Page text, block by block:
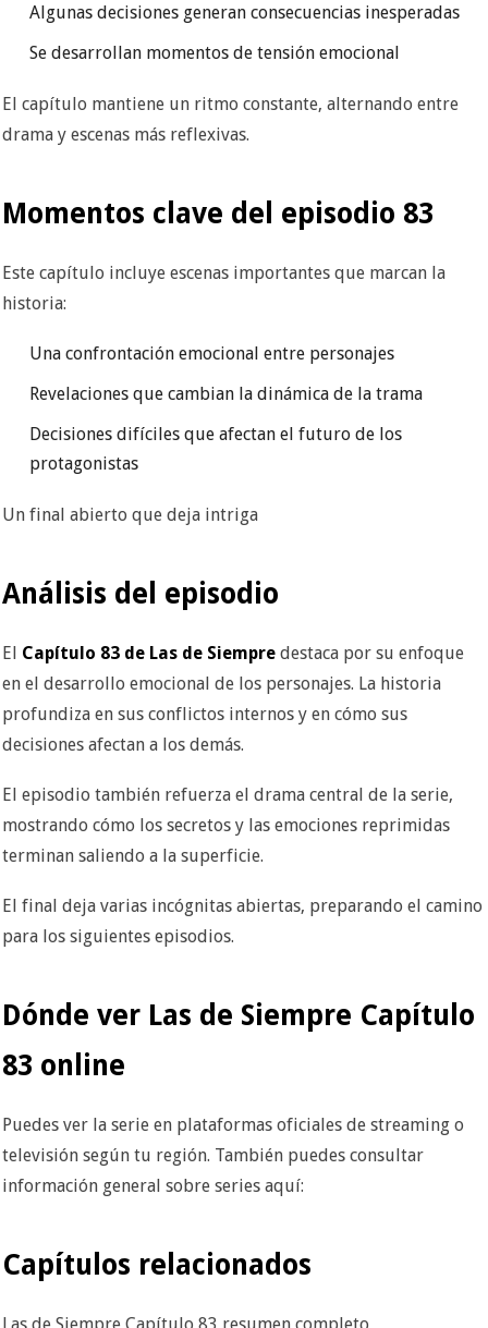
Algunas decisiones generan consecuencias inesperadas
Se desarrollan momentos de tensión emocional
El capítulo mantiene un ritmo constante, alternando entre
drama y escenas más reflexivas.
Momentos clave del episodio 83
Este capítulo incluye escenas importantes que marcan la
historia:
Una confrontación emocional entre personajes
Revelaciones que cambian la dinámica de la trama
Decisiones difíciles que afectan el futuro de los
protagonistas
Un final abierto que deja intriga
Análisis del episodio
El Capítulo 83 de Las de Siempre destaca por su enfoque
en el desarrollo emocional de los personajes. La historia
profundiza en sus conflictos internos y en cómo sus
decisiones afectan a los demás.
El episodio también refuerza el drama central de la serie,
mostrando cómo los secretos y las emociones reprimidas
terminan saliendo a la superficie.
El final deja varias incógnitas abiertas, preparando el camino
para los siguientes episodios.
Dónde ver Las de Siempre Capítulo
83 online
Puedes ver la serie en plataformas oficiales de streaming o
televisión según tu región. También puedes consultar
información general sobre series aquí:
Capítulos relacionados